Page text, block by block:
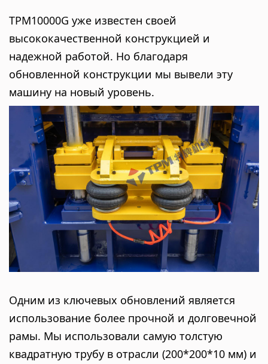
TPM10000G уже известен своей
высококачественной конструкцией и
надежной работой. Но благодаря
обновленной конструкции мы вывели эту
машину на новый уровень.
Одним из ключевых обновлений является
использование более прочной и долговечной
рамы. Мы использовали самую толстую
квадратную трубу в отрасли (200*200*10 мм) и